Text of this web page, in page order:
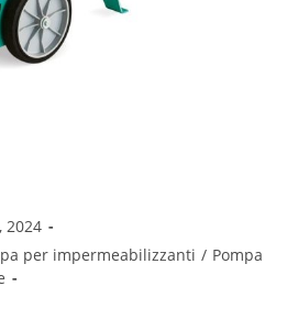
2024
per impermeabilizzanti / Pompa